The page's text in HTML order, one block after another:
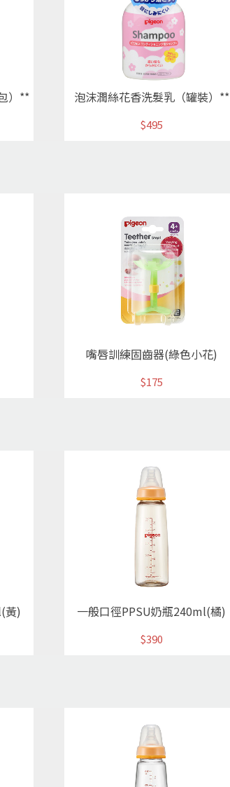
）** 泡沫潤絲花香洗髮乳（罐裝）**
$495
嘴唇訓練固齒器(綠色小花)
$175
黃) 一般口徑PPSU奶瓶240ml(橘)
$390